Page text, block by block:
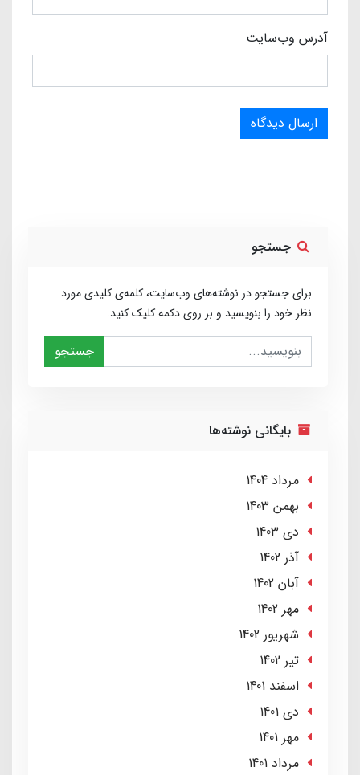
آدرس وب‌سایت
ارسال دیدگاه
جستجو
برای جستجو در نوشته‌های وب‌سایت، کلمه‌ی کلیدی مورد
نظر خود را بنویسید و بر روی دکمه کلیک کنید.
جستجو
بایگانی نوشته‌ها
مرداد 1404
بهمن 1403
دی 1403
آذر 1402
آبان 1402
مهر 1402
شهریور 1402
تير 1402
اسفند 1401
دی 1401
مهر 1401
مرداد 1401